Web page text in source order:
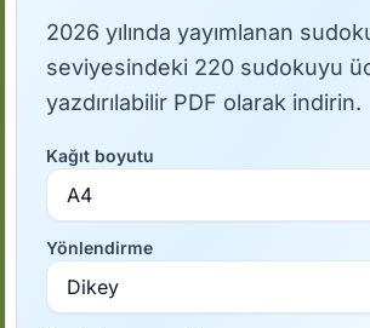
2026 yılında yayımlanan
seviyesindeki 220 sudokuyu
yazdırılabilir PDF olarak indirin.
Kağıt boyutu
Yönlendirme